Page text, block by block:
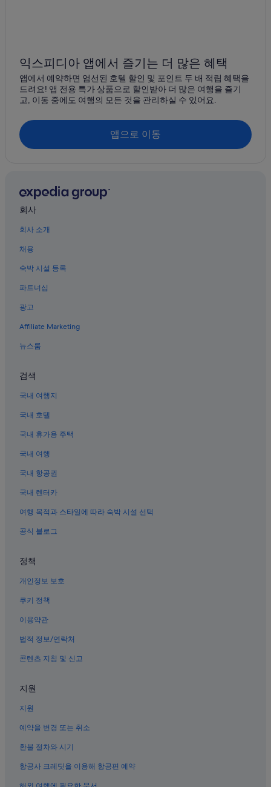
잠재의 캐러밴 파크
세종시의 모텔
세종시의 펜션
화사의 5성급 호텔
화사의 아파트
화사의 아파트식 호텔
세종시의 하우스보트
세종시의 온수 욕조가 있는 호텔
세종시의 호스텔
동고지의 3성급 호텔
화사의 모텔
김산의 5성급 호텔
화사의 호스텔
한삼의 콘도
세종시의 바닷가 호텔
한삼의 아파트
계양이의 레지던스
이암이 호텔
김산 호텔
이암이의 아파트
한양골의 모텔
세종시의 5성급 호텔
세종시의 럭셔리 호텔
화사의 3성급 호텔
금남면의 게스트하우스
계양이 호텔
익스피디아 앱에서 즐기는 더 많은 혜택
앱에서 예약하면 엄선된 호텔 할인 및 포인트 두 배 적립 혜택을
드려요! 앱 전용 특가 상품으로 할인받아 더 많은 여행을 즐기
고, 이동 중에도 여행의 모든 것을 관리하실 수 있어요.
앱으로 이동
회사
회사 소개
채용
숙박 시설 등록
파트너십
광고
Affiliate Marketing
뉴스룸
검색
국내 여행지
국내 호텔
국내 휴가용 주택
국내 여행
국내 항공권
국내 렌터카
여행 목적과 스타일에 따라 숙박 시설 선택
공식 블로그
정책
개인정보 보호
쿠키 정책
이용약관
법적 정보/연락처
콘텐츠 지침 및 신고
지원
지원
예약을 변경 또는 취소
환불 절차와 시기
항공사 크레딧을 이용해 항공편 예약